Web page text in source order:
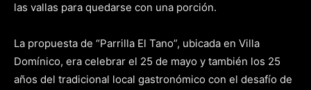
las vallas para quedarse con una porción.
La propuesta de “Parrilla El Tano”, ubicada en Villa
Domínico, era celebrar el 25 de mayo y también los 25
años del tradicional local gastronómico con el desafío de